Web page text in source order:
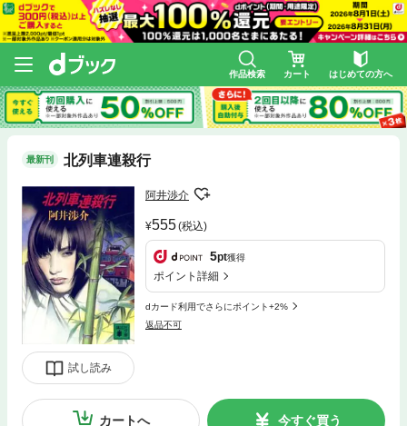
作品検索 カート はじめての方へ
最新刊 北列車連殺行
試し読み
阿井渉介
555(税込)
5pt獲得
ポイント詳細
dカード利用でさらにポイント+2%
返品不可
カートへ 今すぐ買う